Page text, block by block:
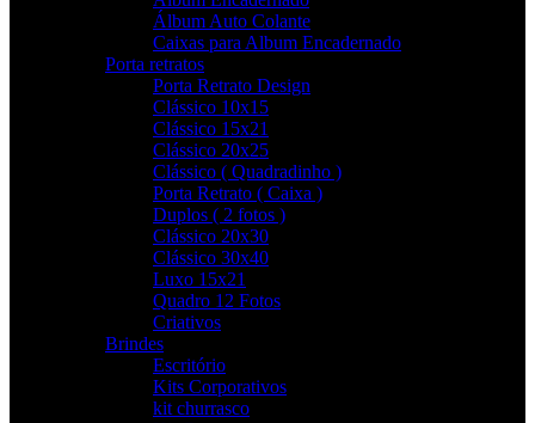
Álbum Auto Colante
Caixas para Album Encadernado
Porta retratos
Porta Retrato Design
Clássico 10x15
Clássico 15x21
Clássico 20x25
Clássico ( Quadradinho )
Porta Retrato ( Caixa )
Duplos ( 2 fotos )
Clássico 20x30
Clássico 30x40
Luxo 15x21
Quadro 12 Fotos
Criativos
Brindes
Escritório
Kits Corporativos
kit churrasco